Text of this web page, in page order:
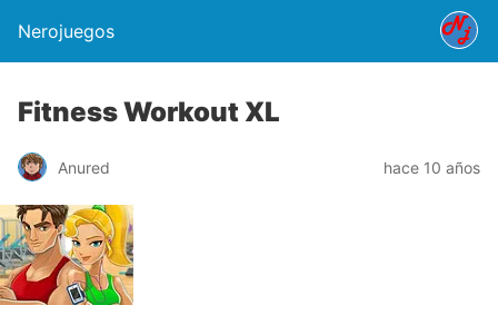
Nerojuegos
Fitness Workout XL
Anured hace 10 años